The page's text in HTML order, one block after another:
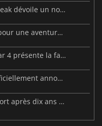
Beast of Reincarnation : Game Freak dévoile un nouveau pari
Big Walk est disponible : partez pour une aventure entre amis
Warhammer 40 000 : Dawn of War 4 présente la faction des Nécrons
Le DLC Nioh 3 : Hell Rising est officiellement annoncé
Forsaken Realms : Vahrin's Call sort après dix ans de développement